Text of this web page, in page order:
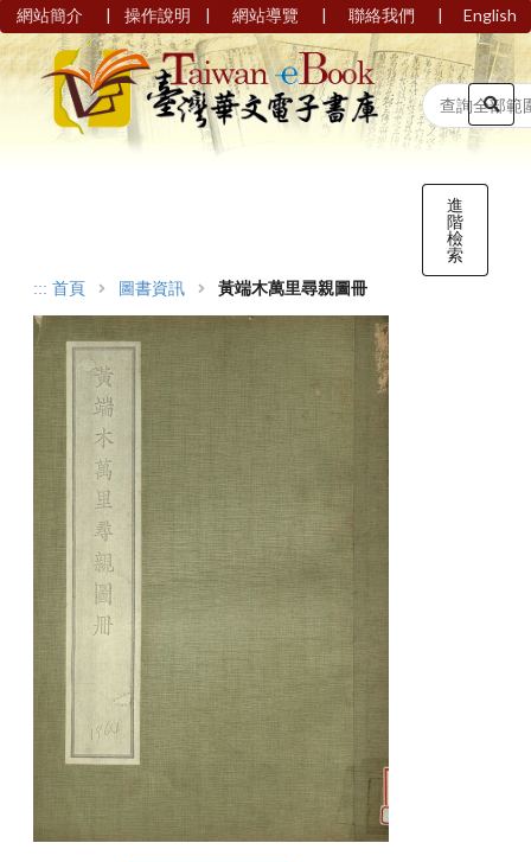
網站簡介 | 操作說明 | 網站導覽 | 聯絡我們 | English
進
階
檢
索
::: 首頁 圖書資訊 黃端木萬里尋親圖冊